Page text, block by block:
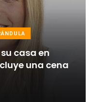
casa en
una cena